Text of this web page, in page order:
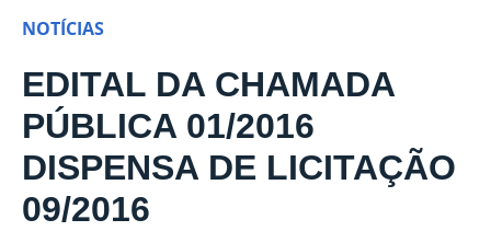
NOTÍCIAS
EDITAL DA CHAMADA
PÚBLICA 01/2016
DISPENSA DE LICITAÇÃO
09/2016